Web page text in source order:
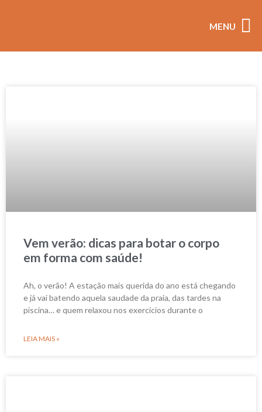
MENU
Vem verão: dicas para botar o corpo
em forma com saúde!
Ah, o verão! A estação mais querida do ano está chegando
e já vai batendo aquela saudade da praia, das tardes na
piscina… e quem relaxou nos exercícios durante o
LEIA MAIS »